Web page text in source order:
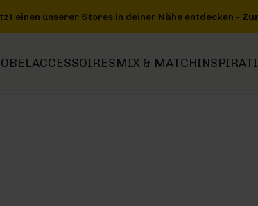
-Zum Storefinder++++++ Jetzt einen
ACCESSOIRESMIX & MATCH